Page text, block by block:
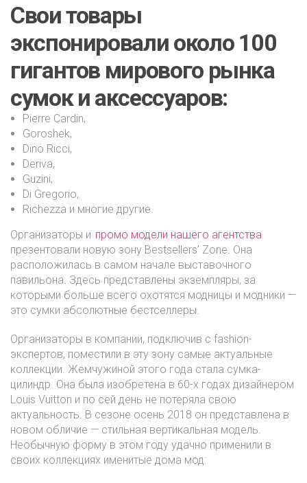
Свои товары
экспонировали около 100
гигантов мирового рынка
сумок и аксессуаров:
Pierre Cardin,
Goroshek,
Dino Ricci,
Deriva,
Guzini,
Di Gregorio,
Richezza и многие другие.
Организаторы и промо модели нашего агентства
презентовали новую зону Bestsellers’ Zone. Она
расположилась в самом начале выставочного
павильона. Здесь представлены экземпляры, за
которыми больше всего охотятся модницы и модники —
это сумки абсолютные бестселлеры.
Организаторы в компании, подключив с fashion-
экспертов, поместили в эту зону самые актуальные
коллекции. Жемчужиной этого года стала сумка-
цилиндр. Она была изобретена в 60-х годах дизайнером
Louis Vuitton и по сей день не потеряла свою
актуальность. В сезоне осень 2018 он представлена в
новом обличие — стильная вертикальная модель.
Необычную форму в этом году удачно применили в
своих коллекциях именитые дома мод: